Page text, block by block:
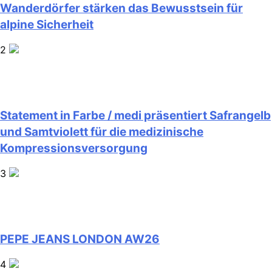
Wanderdörfer stärken das Bewusstsein für
alpine Sicherheit
2
Statement in Farbe / medi präsentiert Safrangelb
und Samtviolett für die medizinische
Kompressionsversorgung
3
PEPE JEANS LONDON AW26
4